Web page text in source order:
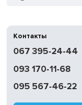
Контакты
067 395-24-44
093 170-11-68
095 567-46-22